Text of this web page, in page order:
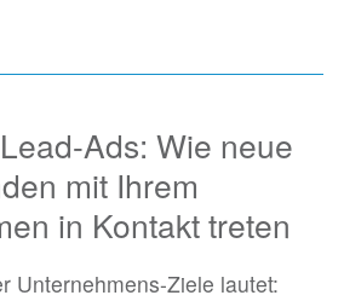
Ads: Wie neue
mit Ihrem
in Kontakt treten
Unternehmens-Ziele lautet: